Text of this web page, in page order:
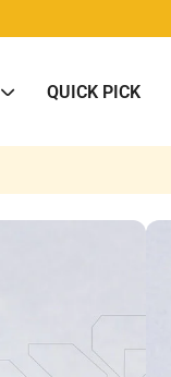
QUICK PICK